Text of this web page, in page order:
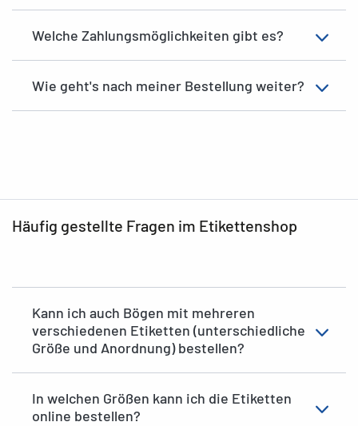
Welche Zahlungsmöglichkeiten gibt es?
Wie geht's nach meiner Bestellung weiter?
Häufig gestellte Fragen im Etikettenshop
Kann ich auch Bögen mit mehreren
verschiedenen Etiketten (unterschiedliche
Größe und Anordnung) bestellen?
In welchen Größen kann ich die Etiketten
online bestellen?